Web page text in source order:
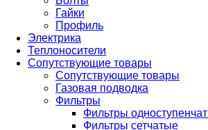
Гайки
Профиль
Электрика
Теплоносители
Сопутствующие товары
Сопутствующие товары
Газовая подводка
Фильтры
Фильтры
Фильтры сетчатые